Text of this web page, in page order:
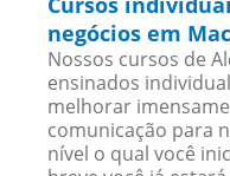
negócios em
Nossos cursos de
ensinados
melhorar
comunicação para
nível o qual você